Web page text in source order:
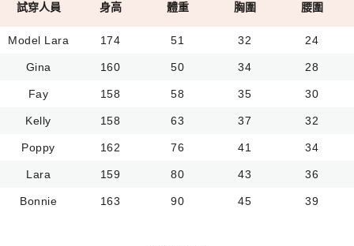
試穿人員 身高 體重 胸圍 腰圍
Model Lara 174 51 32 24
Gina 160 50 34 28
Fay 158 58 35 30
Kelly 158 63 37 32
Poppy 162 76 41 34
Lara 159 80 43 36
Bonnie 163 90 45 39